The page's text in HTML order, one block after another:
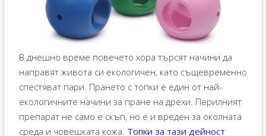
В днешно време повечето хора търсят начини да
направят живота си екологичен, като същевременно
спестяват пари. Прането с топки е един от най-
екологичните начини за пране на дрехи. Перилният
препарат не само е скъп, но е и вреден за околната
среда и човешката кожа. Топки за тази дейност